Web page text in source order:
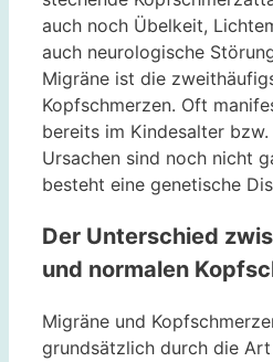
auch noch Übelkeit,
auch neurologische
Migräne ist die
Kopfschmerzen. Oft
bereits im Kindesalter
Ursachen sind noch nicht
besteht eine genetische
Der Unterschied
und normalen
Migräne und
grundsätzlich durch die